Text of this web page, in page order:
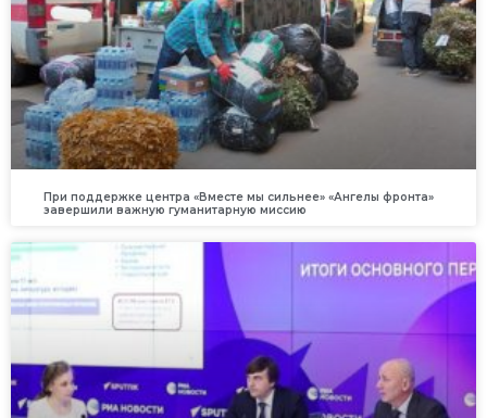
При поддержке центра «Вместе мы сильнее» «Ангелы фронта»
завершили важную гуманитарную миссию